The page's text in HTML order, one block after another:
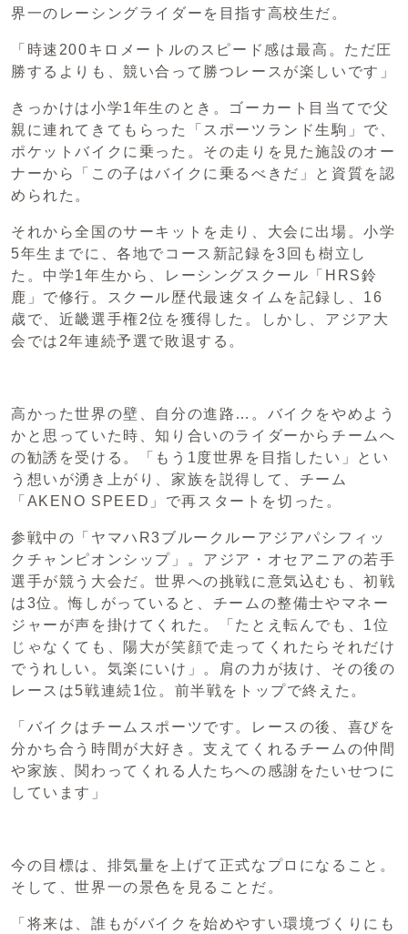
界一のレーシングライダーを目指す高校生だ。
「時速200キロメートルのスピード感は最高。ただ圧
勝するよりも、競い合って勝つレースが楽しいです」
きっかけは小学1年生のとき。ゴーカート目当てで父
親に連れてきてもらった「スポーツランド生駒」で、
ポケットバイクに乗った。その走りを見た施設のオー
ナーから「この子はバイクに乗るべきだ」と資質を認
められた。
それから全国のサーキットを走り、大会に出場。小学
5年生までに、各地でコース新記録を3回も樹立し
た。中学1年生から、レーシングスクール「HRS鈴
鹿」で修行。スクール歴代最速タイムを記録し、16
歳で、近畿選手権2位を獲得した。しかし、アジア大
会では2年連続予選で敗退する。
高かった世界の壁、自分の進路…。バイクをやめよう
かと思っていた時、知り合いのライダーからチームへ
の勧誘を受ける。「もう1度世界を目指したい」とい
う想いが湧き上がり、家族を説得して、チーム
「AKENO SPEED」で再スタートを切った。
参戦中の「ヤマハR3ブルークルーアジアパシフィッ
クチャンピオンシップ」。アジア・オセアニアの若手
選手が競う大会だ。世界への挑戦に意気込むも、初戦
は3位。悔しがっていると、チームの整備士やマネー
ジャーが声を掛けてくれた。「たとえ転んでも、1位
じゃなくても、陽大が笑顔で走ってくれたらそれだけ
でうれしい。気楽にいけ」。肩の力が抜け、その後の
レースは5戦連続1位。前半戦をトップで終えた。
「バイクはチームスポーツです。レースの後、喜びを
分かち合う時間が大好き。支えてくれるチームの仲間
や家族、関わってくれる人たちへの感謝をたいせつに
しています」
今の目標は、排気量を上げて正式なプロになること。
そして、世界一の景色を見ることだ。
「将来は、誰もがバイクを始めやすい環境づくりにも